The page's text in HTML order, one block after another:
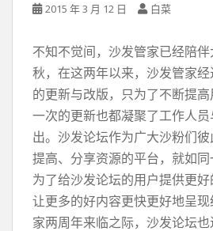
2015 年 3 月 12 日 白菜
不知不觉间，沙发管家已经陪
秋，在这两年以来，沙发管家
的更新与改版，只为了不断提
一次的更新也都凝聚了工作人
出。沙发论坛作为广大沙粉们
提高、分享资源的平台，就如同
为了给沙发论坛的用户提供更好
让更多的好内容更快更好地呈
家两周年来临之际，沙发论坛